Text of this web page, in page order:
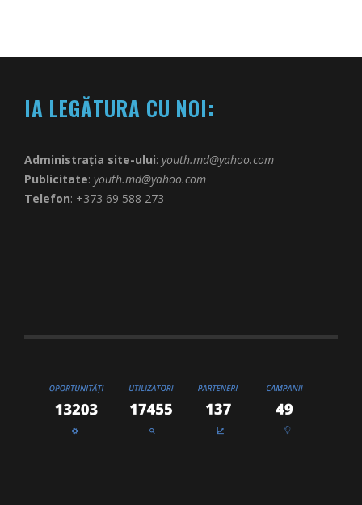
IA LEGĂTURA CU NOI:
Administrația site-ului: youth.md@yahoo.com
Publicitate: youth.md@yahoo.com
Telefon: +373 69 588 273